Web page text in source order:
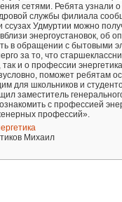
сетями. Ребята узнали о
службы филиала
ссузах Удмуртии можно
энергоустановок, об
в обращении с бытовыми
за то, что
и о профессии
поможет ребятам
для школьников и
заместитель
с профессией
профессий».
Михаил